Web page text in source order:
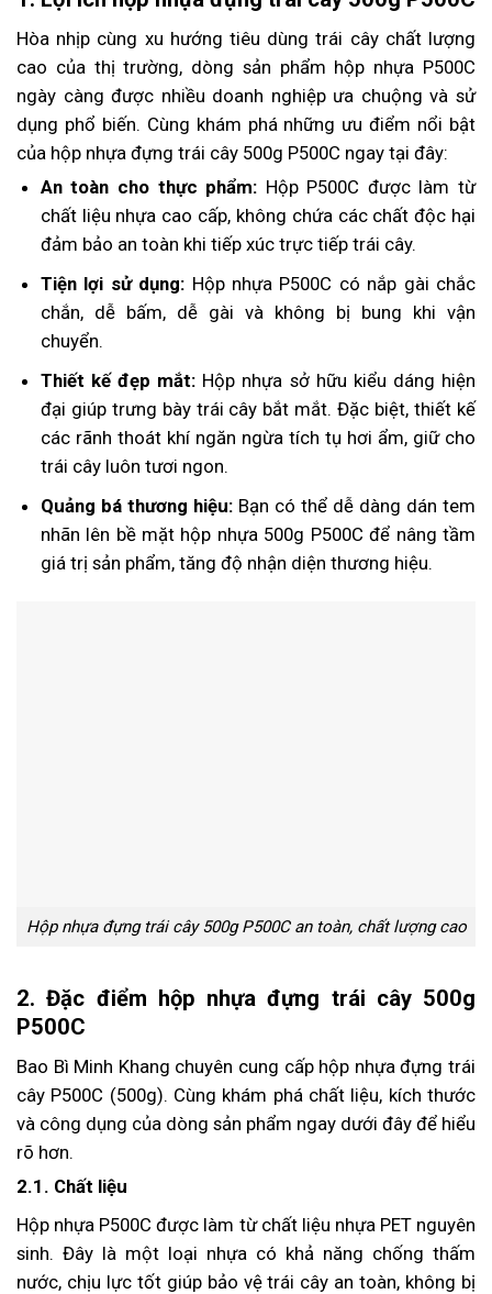
Hòa nhịp cùng xu hướng tiêu dùng trái cây chất lượng
cao của thị trường, dòng sản phẩm hộp nhựa P500C
ngày càng được nhiều doanh nghiệp ưa chuộng và sử
dụng phổ biến. Cùng khám phá những ưu điểm nổi bật
của hộp nhựa đựng trái cây 500g P500C ngay tại đây:
An toàn cho thực phẩm: Hộp P500C được làm từ
chất liệu nhựa cao cấp, không chứa các chất độc hại
đảm bảo an toàn khi tiếp xúc trực tiếp trái cây.
Tiện lợi sử dụng: Hộp nhựa P500C có nắp gài chắc
chắn, dễ bấm, dễ gài và không bị bung khi vận
chuyển.
Thiết kế đẹp mắt: Hộp nhựa sở hữu kiểu dáng hiện
đại giúp trưng bày trái cây bắt mắt. Đặc biệt, thiết kế
các rãnh thoát khí ngăn ngừa tích tụ hơi ẩm, giữ cho
trái cây luôn tươi ngon.
Quảng bá thương hiệu:Bạn có thể dễ dàng dán tem
nhãn lên bề mặt hộp nhựa 500g P500C để nâng tầm
giá trị sản phẩm, tăng độ nhận diện thương hiệu.
Hộp nhựa đựng trái cây 500g P500C an toàn, chất lượng cao
2. Đặc điểm hộp nhựa đựng trái cây 500g
P500C
Bao Bì Minh Khang chuyên cung cấp hộp nhựa đựng trái
cây P500C (500g). Cùng khám phá chất liệu, kích thước
và công dụng của dòng sản phẩm ngay dưới đây để hiểu
rõ hơn.
2.1. Chất liệu
Hộp nhựa P500C được làm từ chất liệu nhựa PET nguyên
sinh. Đây là một loại nhựa có khả năng chống thấm
nước, chịu lực tốt giúp bảo vệ trái cây an toàn, không bị